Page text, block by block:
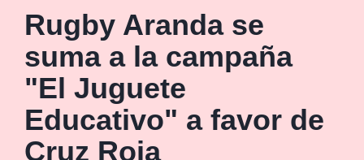
Rugby Aranda se
suma a la campaña
"El Juguete
Educativo" a favor de
Cruz Roja